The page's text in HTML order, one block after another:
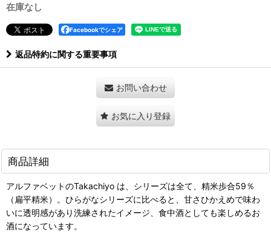
在庫なし
Facebookでシェア
返品特約に関する重要事項
お問い合わせ
お気に入り登録
商品詳細
アルファベットのTakachiyo は、シリーズは全て、精米歩合59％
（扁平精米）。ひらがなシリーズに比べると、甘さひかえめで味わ
いに透明感があり洗練されたイメージ、食中酒としても楽しめるお
酒になっています。